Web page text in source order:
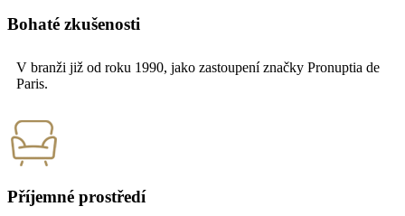
Bohaté zkušenosti
V branži již od roku 1990, jako zastoupení značky Pronuptia de
Paris.
Příjemné prostředí